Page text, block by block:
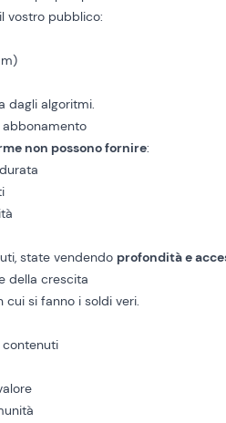
vostro pubblico:
dagli algoritmi.
non possono fornire:
state vendendo profondità e
della crescita
cui si fanno i soldi veri.
contenuti